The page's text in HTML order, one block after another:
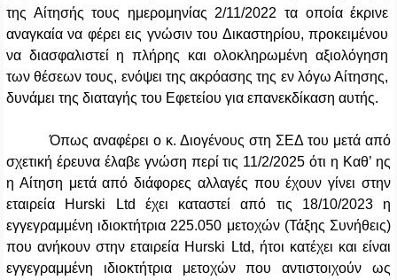
της Αίτησής τους ημερομηνίας 2/11/2022 τα οποία έκρινε
αναγκαία να φέρει εις γνώσιν του Δικαστηρίου, προκειμένου
να διασφαλιστεί η πλήρης και ολοκληρωμένη αξιολόγηση
των θέσεων τους, ενόψει της ακρόασης της εν λόγω Αίτησης,
δυνάμει της διαταγής του Εφετείου για επανεκδίκαση αυτής.
Όπως αναφέρει ο κ. Διογένους στη ΣΕΔ του μετά από
σχετική έρευνα έλαβε γνώση περί τις 11/2/2025 ότι η Καθ’ ης
η Αίτηση μετά από διάφορες αλλαγές που έχουν γίνει στην
εταιρεία
Hurski Ltd έχει καταστεί από τις 18/10/2023 η
εγγεγραμμένη ιδιοκτήτρια 225.050 μετοχών (Τάξης Συνήθεις)
που ανήκουν στην εταιρεία Hurski Ltd, ήτοι κατέχει και είναι
εγγεγραμμένη ιδιοκτήτρια μετοχών που αντιστοιχούν ως